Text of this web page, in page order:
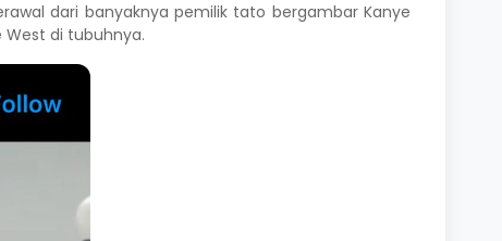
dari banyaknya pemilik tato bergambar Kanye
di tubuhnya.